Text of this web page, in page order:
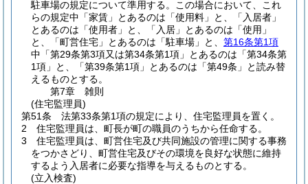
駐車場の規定について準用する。
この場合において、これ
らの規定中「家賃」とあるのは「使用料」と、「入居者」
とあるのは「使用者」と、「入居」とあるのは「使用」
と、「町営住宅」とあるのは「駐車場」と、 第16条第1項
中「第29条第3項又は第34条第1項」とあるのは「第34条第
1項」と、「第39条第1項」とあるのは「第49条」と読み替
えるものとする。
第7章
雑則
(住宅監理員)
第51条
法第33条第1項の規定により、住宅監理員を置く。
2
住宅監理員は、町長が町の職員のうちから任命する。
3
住宅監理員は、町営住宅及び共同施設の管理に関する事務
をつかさどり、町営住宅及びその環境を良好な状態に維持
するよう入居者に必要な指導を与えるものとする。
(立入検査)